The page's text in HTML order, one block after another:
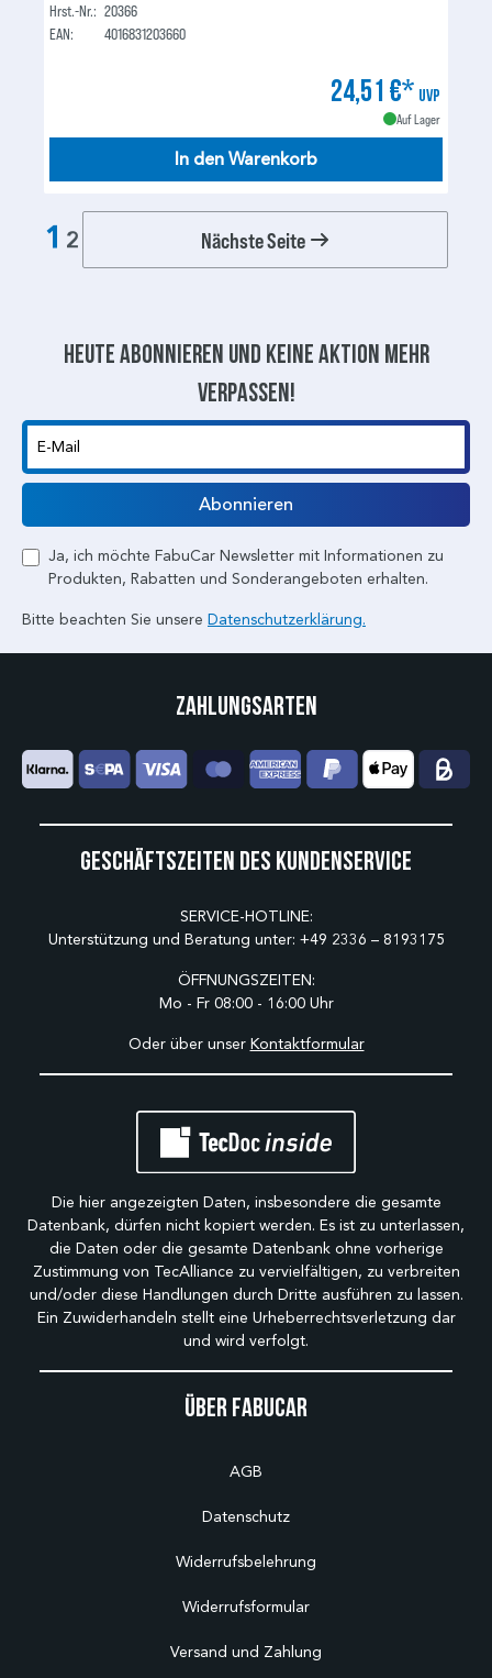
Hrst.-Nr.: 20366
EAN:
4016831203660
24,51 €* UVP
Auf Lager
In den Warenkorb
1 2 Nächste Seite
Heute abonnieren und keine aktion mehr
verpassen!
E-Mail
Abonnieren
Ja, ich möchte FabuCar Newsletter mit Informationen zu
Produkten, Rabatten und Sonderangeboten erhalten.
Bitte beachten Sie unsere Datenschutzerklärung.
Über Fabucar
AGB
Datenschutz
Widerrufsbelehrung
Widerrufsformular
Versand und Zahlung
Geschäftszeiten des Kundenservice
SERVICE-HOTLINE:
Unterstützung und Beratung unter: +49 2336 – 8193175
ÖFFNUNGSZEITEN:
Mo - Fr 08:00 - 16:00 Uhr
Oder über unser Kontaktformular
Zahlungsarten
Die hier angezeigten Daten, insbesondere die gesamte
Datenbank, dürfen nicht kopiert werden. Es ist zu unterlassen,
die Daten oder die gesamte Datenbank ohne vorherige
Zustimmung von TecAlliance zu vervielfältigen, zu verbreiten
und/oder diese Handlungen durch Dritte ausführen zu lassen.
Ein Zuwiderhandeln stellt eine Urheberrechtsverletzung dar
und wird verfolgt.